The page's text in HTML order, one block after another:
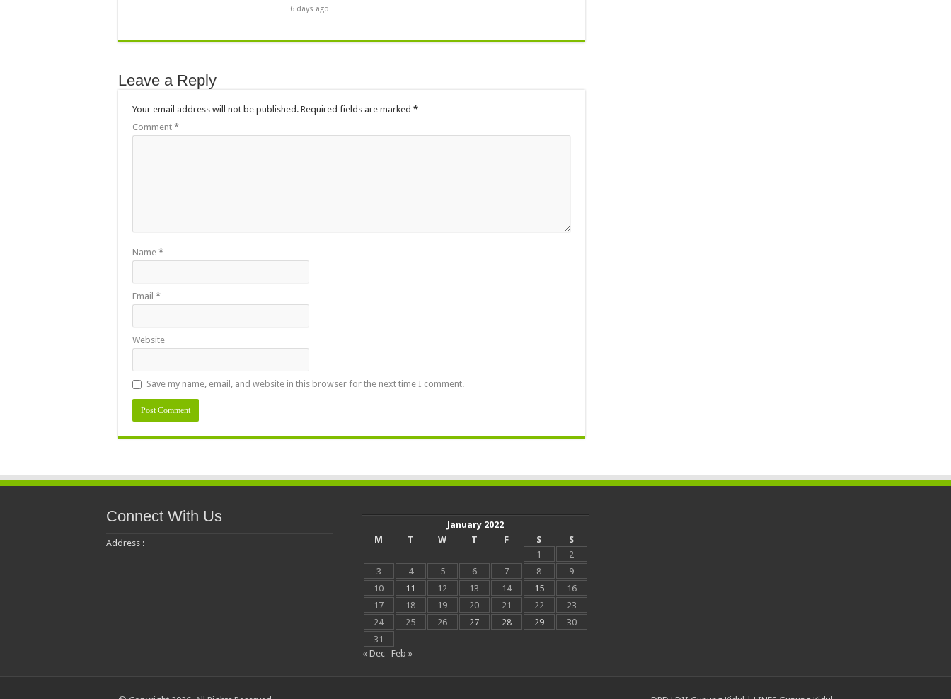
6 days ago
Leave a Reply
Your email address will not be published. Required fields are marked *
Comment *
Name *
Email *
Website
Save my name, email, and website in this browser for the next time I comment.
Connect With Us
Address :
January 2022
M
T W T F S
S
1
2
3
4 5 6 7 8
9
10
11 12 13 14 15
16
17
18 19 20 21 22
23
24
25 26 27 28 29
30
31
« Dec
Feb »